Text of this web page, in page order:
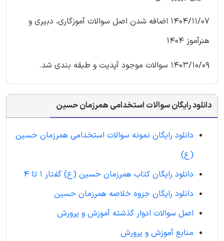
1404/11/07 اضافه شدن اصل سوالات آموزگاری، دبیری و
هنرآموز 1404
1403/10/09 سوالات موجود آپدیت و طبقه بندی شد.
دانلود رایگان سوالات استخدامی همرزمان حسین
دانلود رایگان نمونه سوالات استخدامی همرزمان حسین
(ع)
دانلود رایگان کتاب همرزمان حسین (ع) گفتار 1 تا 4
دانلود رایگان جزوه خلاصه همرزمان حسین
اصل سوالات ادوار گذشته آموزش و پرورش
منابع آموزش و پرورش